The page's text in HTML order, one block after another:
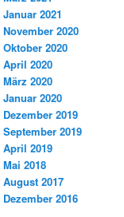
Januar 2021
November 2020
Oktober 2020
April 2020
März 2020
Januar 2020
Dezember 2019
September 2019
April 2019
Mai 2018
August 2017
Dezember 2016